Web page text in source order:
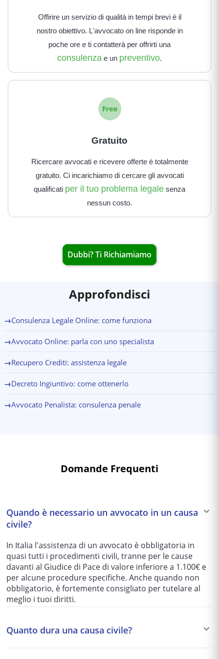
Offirire un servizio di qualità in tempi brevi è il
nostro obiettivo. L'avvocato on line risponde in
poche ore e ti contatterà per offrirti una
consulenza e un preventivo.
Gratuito
Ricercare avvocati e ricevere offerte è totalmente
gratuito. Ci incarichiamo di cercare gli avvocati
qualificati per il tuo problema legale senza
nessun costo.
Dubbi? Ti Richiamiamo
Approfondisci
→Consulenza Legale Online: come funziona
→Avvocato Online: parla con uno specialista
→Recupero Crediti: assistenza legale
→Decreto Ingiuntivo: come ottenerlo
→Avvocato Penalista: consulenza penale
Domande Frequenti
Quando è necessario un avvocato in un causa
civile?
In Italia l'assistenza di un avvocato è obbligatoria in
quasi tutti i procedimenti civili, tranne per le cause
davanti al Giudice di Pace di valore inferiore a 1.100€ e
per alcune procedure specifiche. Anche quando non
obbligatorio, è fortemente consigliato per tutelare al
meglio i tuoi diritti.
Quanto dura una causa civile?